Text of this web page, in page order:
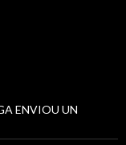
ENVIOU UN